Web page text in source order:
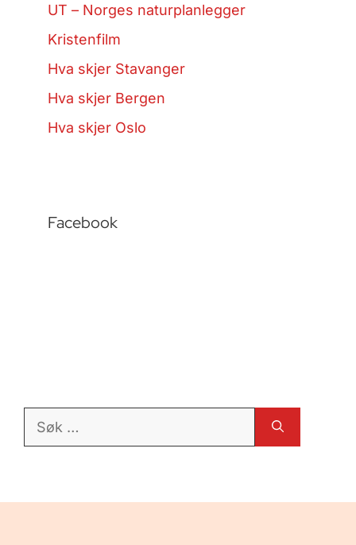
UT – Norges naturplanlegger
Kristenfilm
Hva skjer Stavanger
Hva skjer Bergen
Hva skjer Oslo
Facebook
Søk